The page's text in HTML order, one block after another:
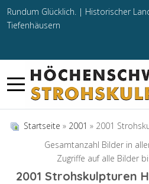
Rundum Glücklich. | Historischer
Tiefenhäusern
Startseite » 2001 » 2001
Gesamtanzahl Bilder in
Zugriffe auf alle Bilder
2001 Strohskulpturen